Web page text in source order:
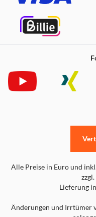
Alle Preise in Euro und
Lieferung
Änderungen und Irrtümer